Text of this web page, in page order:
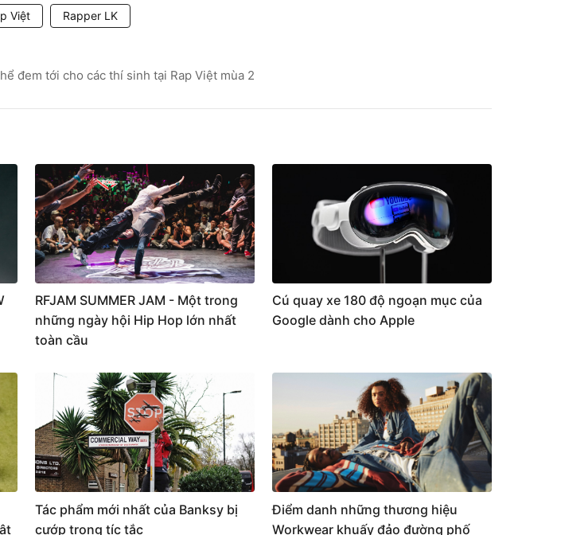
Việt Rapper LK
đem tới cho các thí sinh tại Rap Việt mùa 2
RFJAM SUMMER JAM - Một trong
những ngày hội Hip Hop lớn nhất
toàn cầu
Cú quay xe 180 độ ngoạn mục của
Google dành cho Apple
Tác phẩm mới nhất của Banksy bị
cướp trong tíc tắc
Điểm danh những thương hiệu
Workwear khuấy đảo đường phố